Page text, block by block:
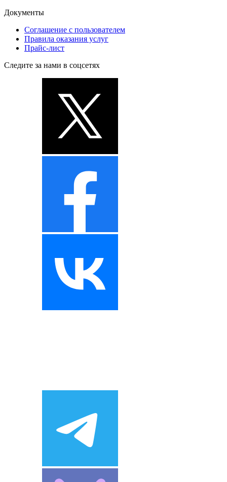
Документы
Соглашение с пользователем
Правила оказания услуг
Прайс-лист
Следите за нами в соцсетях